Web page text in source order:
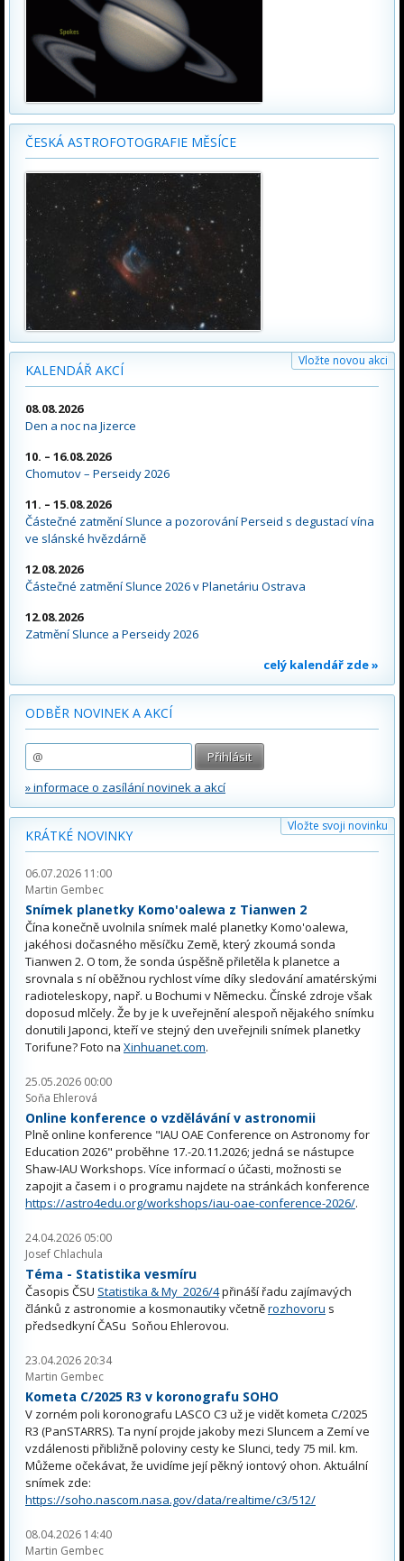
ČESKÁ ASTROFOTOGRAFIE MĚSÍCE
KALENDÁŘ AKCÍ
Vložte novou akci
08.08.2026
Den a noc na Jizerce
10. – 16.08.2026
Chomutov – Perseidy 2026
11. – 15.08.2026
Částečné zatmění Slunce a pozorování Perseid s degustací vína
ve slánské hvězdárně
12.08.2026
Částečné zatmění Slunce 2026 v Planetáriu Ostrava
12.08.2026
Zatmění Slunce a Perseidy 2026
celý kalendář zde »
ODBĚR NOVINEK A AKCÍ
» informace o zasílání novinek a akcí
Vložte svoji novinku
KRÁTKÉ NOVINKY
06.07.2026 11:00
Martin Gembec
Snímek planetky Komo'oalewa z Tianwen 2
Čína konečně uvolnila snímek malé planetky Komo'oalewa,
jakéhosi dočasného měsíčku Země, který zkoumá sonda
Tianwen 2. O tom, že sonda úspěšně přiletěla k planetce a
srovnala s ní oběžnou rychlost víme díky sledování amatérskými
radioteleskopy, např. u Bochumi v Německu. Čínské zdroje však
doposud mlčely. Že by je k uveřejnění alespoň nějakého snímku
donutili Japonci, kteří ve stejný den uveřejnili snímek planetky
Torifune? Foto na Xinhuanet.com.
25.05.2026 00:00
Soňa Ehlerová
Online konference o vzdělávání v astronomii
Plně online konference "IAU OAE Conference on Astronomy for
Education 2026" proběhne 17.-20.11.2026; jedná se nástupce
Shaw-IAU Workshops. Více informací o účasti, možnosti se
zapojit a časem i o programu najdete na stránkách konference
https://astro4edu.org/workshops/iau-oae-conference-2026/.
24.04.2026 05:00
Josef Chlachula
Téma - Statistika vesmíru
Časopis ČSU Statistika & My 2026/4přináší řadu zajímavých
článků z astronomie a kosmonautiky včetněrozhovoru s
předsedkyní ČASu Soňou Ehlerovou.
23.04.2026 20:34
Martin Gembec
Kometa C/2025 R3 v koronografu SOHO
V zorném poli koronografu LASCO C3 už je vidět kometa C/2025
R3 (PanSTARRS). Ta nyní projde jakoby mezi Sluncem a Zemí ve
vzdálenosti přibližně poloviny cesty ke Slunci, tedy 75 mil. km.
Můžeme očekávat, že uvidíme její pěkný iontový ohon. Aktuální
snímek zde:
https://soho.nascom.nasa.gov/data/realtime/c3/512/
08.04.2026 14:40
Martin Gembec